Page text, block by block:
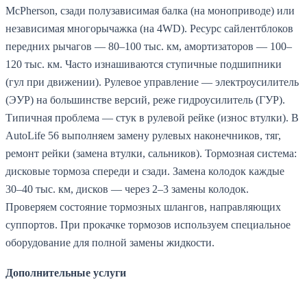
McPherson, сзади полузависимая балка (на моноприводе) или
независимая многорычажка (на 4WD). Ресурс сайлентблоков
передних рычагов — 80–100 тыс. км, амортизаторов — 100–
120 тыс. км. Часто изнашиваются ступичные подшипники
(гул при движении). Рулевое управление — электроусилитель
(ЭУР) на большинстве версий, реже гидроусилитель (ГУР).
Типичная проблема — стук в рулевой рейке (износ втулки). В
AutoLife 56 выполняем замену рулевых наконечников, тяг,
ремонт рейки (замена втулки, сальников). Тормозная система:
дисковые тормоза спереди и сзади. Замена колодок каждые
30–40 тыс. км, дисков — через 2–3 замены колодок.
Проверяем состояние тормозных шлангов, направляющих
суппортов. При прокачке тормозов используем специальное
оборудование для полной замены жидкости.
Дополнительные услуги